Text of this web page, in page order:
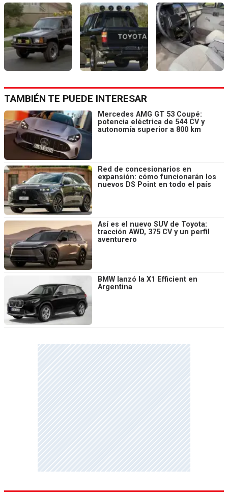
TAMBIÉN TE PUEDE INTERESAR
Mercedes AMG GT 53 Coupé:
potencia eléctrica de 544 CV y
autonomía superior a 800 km
Red de concesionarios en
expansión: cómo funcionarán los
nuevos DS Point en todo el país
Así es el nuevo SUV de Toyota:
tracción AWD, 375 CV y un perfil
aventurero
BMW lanzó la X1 Efficient en
Argentina